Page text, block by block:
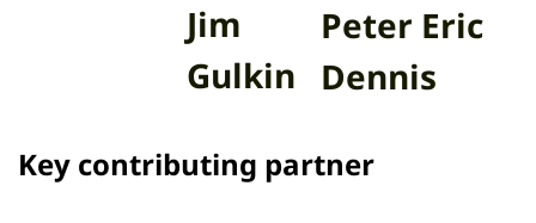
Peter Eric
Dennis
Jim
Gulkin
Key contributing partner